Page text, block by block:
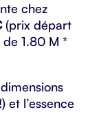
chez
(prix départ
1.80 M *
et l’essence